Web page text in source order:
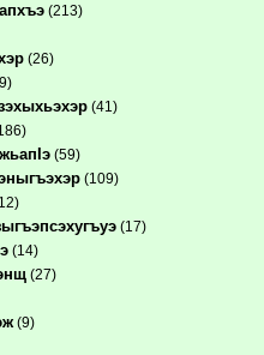
(213)
(26)
(41)
(59)
(109)
(17)
(14)
(27)
(9)